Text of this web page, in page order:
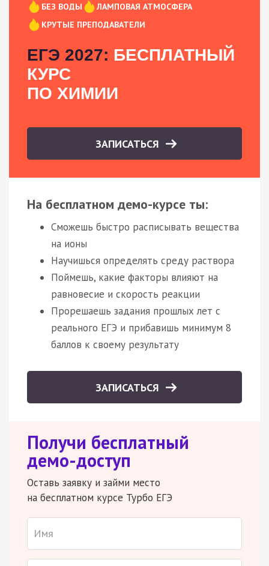
БЕЗ ВОДЫ
ЛАМПОВАЯ АТМОСФЕРА
КРУТЫЕ ПРЕПОДАВАТЕЛИ
ЕГЭ 2027: БЕСПЛАТНЫЙ
КУРС
ПО ХИМИИ
ЗАПИСАТЬСЯ
На бесплатном демо-курсе ты:
Сможешь быстро расписывать вещества
на ионы
Научишься определять среду раствора
Поймешь, какие факторы влияют на
равновесие и скорость реакции
Прорешаешь задания прошлых лет с
реального ЕГЭ и прибавишь минимум 8
баллов к своему результату
ЗАПИСАТЬСЯ
Получи бесплатный
демо-доступ
Оставь заявку и займи место
на бесплатном курсе Турбо ЕГЭ